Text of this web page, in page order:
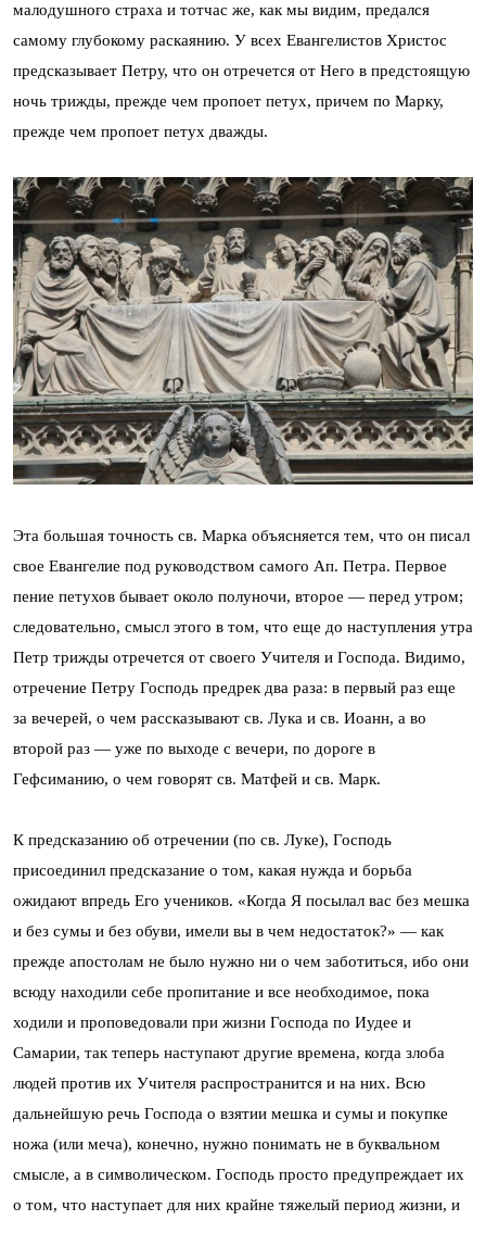
малодушного страха и тотчас же, как мы видим, предался
самому глубокому раскаянию. У всех Евангелистов Христос
предсказывает Петру, что он отречется от Него в предстоящую
ночь трижды, прежде чем пропоет петух, причем по Марку,
прежде чем пропоет петух дважды.
Эта большая точность св. Марка объясняется тем, что он писал
свое Евангелие под руководством самого Ап. Петра. Первое
пение петухов бывает около полуночи, второе — перед утром;
следовательно, смысл этого в том, что еще до наступления утра
Петр трижды отречется от своего Учителя и Господа. Видимо,
отречение Петру Господь предрек два раза: в первый раз еще
за вечерей, о чем рассказывают св. Лука и св. Иоанн, а во
второй раз — уже по выходе с вечери, по дороге в
Гефсиманию, о чем говорят св. Матфей и св. Марк.
К предсказанию об отречении (по св. Луке), Господь
присоединил предсказание о том, какая нужда и борьба
ожидают впредь Его учеников. «Когда Я посылал вас без мешка
и без сумы и без обуви, имели вы в чем недостаток?» — как
прежде апостолам не было нужно ни о чем заботиться, ибо они
всюду находили себе пропитание и все необходимое, пока
ходили и проповедовали при жизни Господа по Иудее и
Самарии, так теперь наступают другие времена, когда злоба
людей против их Учителя распространится и на них. Всю
дальнейшую речь Господа о взятии мешка и сумы и покупке
ножа (или меча), конечно, нужно понимать не в буквальном
смысле, а в символическом. Господь просто предупреждает их
о том, что наступает для них крайне тяжелый период жизни, и